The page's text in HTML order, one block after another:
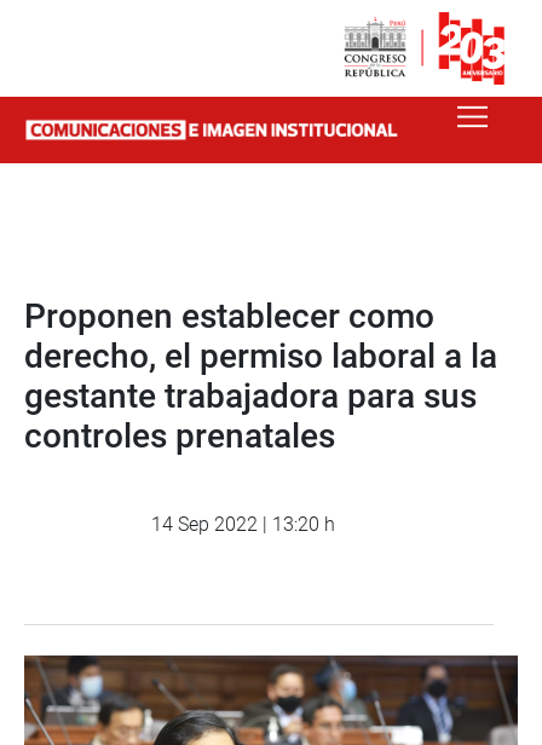
Proponen establecer como
derecho, el permiso laboral a la
gestante trabajadora para sus
controles prenatales
14 Sep 2022 | 13:20 h